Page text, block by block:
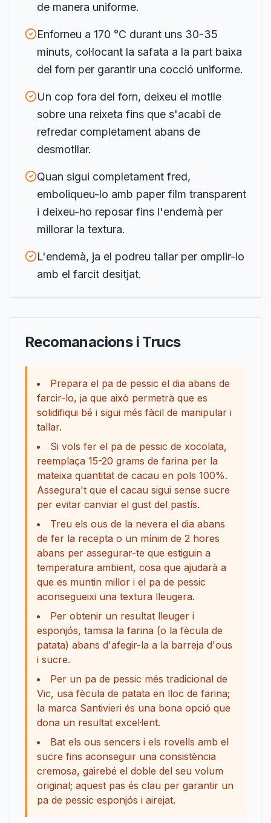
de manera uniforme.
Enforneu a 170 °C durant uns 30-35
minuts, col·locant la safata a la part baixa
del forn per garantir una cocció uniforme.
Un cop fora del forn, deixeu el motlle
sobre una reixeta fins que s'acabi de
refredar completament abans de
desmotllar.
Quan sigui completament fred,
emboliqueu-lo amb paper film transparent
i deixeu-ho reposar fins l'endemà per
millorar la textura.
L'endemà, ja el podreu tallar per omplir-lo
amb el farcit desitjat.
Recomanacions i Trucs
Prepara el pa de pessic el dia abans de
farcir-lo, ja que això permetrà que es
solidifiqui bé i sigui més fàcil de manipular i
tallar.
Si vols fer el pa de pessic de xocolata,
reemplaça 15-20 grams de farina per la
mateixa quantitat de cacau en pols 100%.
Assegura't que el cacau sigui sense sucre
per evitar canviar el gust del pastís.
Treu els ous de la nevera el dia abans
de fer la recepta o un mínim de 2 hores
abans per assegurar-te que estiguin a
temperatura ambient, cosa que ajudarà a
que es muntin millor i el pa de pessic
aconsegueixi una textura lleugera.
Per obtenir un resultat lleuger i
esponjós, tamisa la farina (o la fècula de
patata) abans d'afegir-la a la barreja d'ous
i sucre.
Per un pa de pessic més tradicional de
Vic, usa fècula de patata en lloc de farina;
la marca Santivieri és una bona opció que
dona un resultat excel·lent.
Bat els ous sencers i els rovells amb el
sucre fins aconseguir una consistència
cremosa, gairebé el doble del seu volum
original; aquest pas és clau per garantir un
pa de pessic esponjós i airejat.